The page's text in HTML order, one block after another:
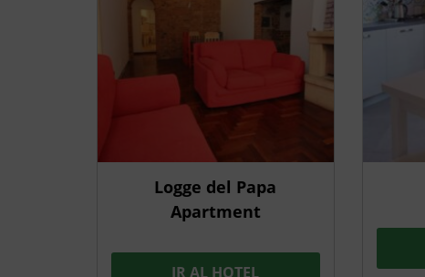
Logge del Papa
Apartment
IR AL HOTEL